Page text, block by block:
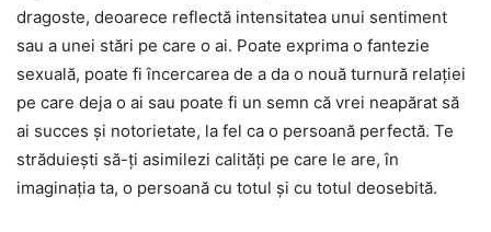
dragoste, deoarece reflectă intensitatea unui sentiment
sau a unei stări pe care o ai. Poate exprima o fantezie
sexuală, poate fi încercarea de a da o nouă turnură relației
pe care deja o ai sau poate fi un semn că vrei neapărat să
ai succes și notorietate, la fel ca o persoană perfectă. Te
străduiești să-ți asimilezi calități pe care le are, în
imaginația ta, o persoană cu totul și cu totul deosebită.